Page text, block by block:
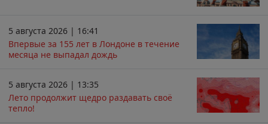
5 августа 2026 | 16:41
Впервые за 155 лет в Лондоне в течение
месяца не выпадал дождь
5 августа 2026 | 13:35
Лето продолжит щедро раздавать своё
тепло!